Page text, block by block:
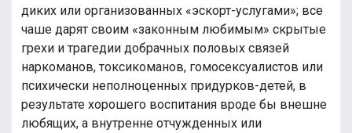
диких или организованных «эскорт-услугами»; все
чаше дарят своим «законным любимым» скрытые
грехи и трагедии добрачных половых связей
наркоманов, токсикоманов, гомосексуалистов или
психически неполноценных придурков-детей, в
результате хорошего воспитания вроде бы внешне
любящих, а внутренне отчужденных или